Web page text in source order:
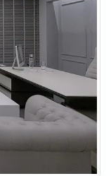
SUÇU
DAIR KARAR